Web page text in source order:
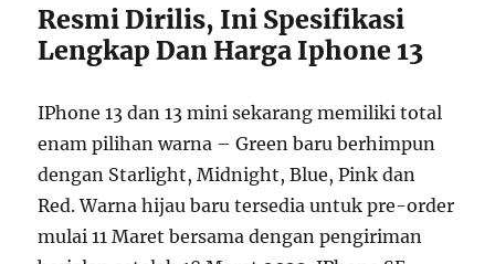
Resmi Dirilis, Ini Spesifikasi
Lengkap Dan Harga Iphone 13
IPhone 13 dan 13 mini sekarang memiliki total
enam pilihan warna – Green baru berhimpun
dengan Starlight, Midnight, Blue, Pink dan
Red. Warna hijau baru tersedia untuk pre-order
mulai 11 Maret bersama dengan pengiriman